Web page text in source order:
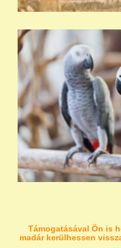
Támogatásával Ön is
madár kerülhessen